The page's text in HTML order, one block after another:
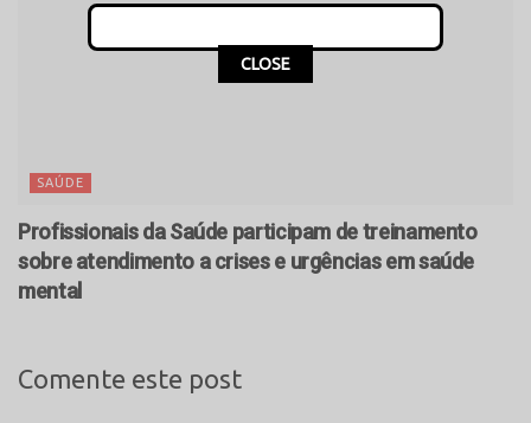
SAÚDE
Profissionais da Saúde participam de treinamento
sobre atendimento a crises e urgências em saúde
mental
Comente este post
CLOSE